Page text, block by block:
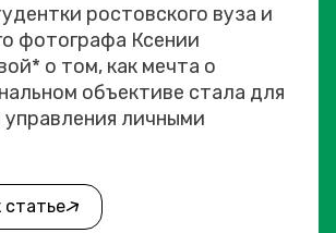
ростовского вуза и
фотографа Ксении
о том, как мечта о
объективе стала для
личными
статье